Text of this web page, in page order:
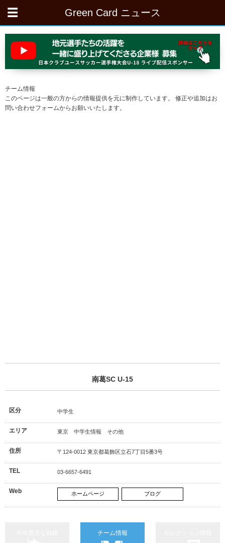
Green Card ニュース
チーム情報
このページは一般の方からの情報提供を元に制作しています。 修正や追加はお
問い合わせフォームからお願いいたします。
南葛SC U-15
区分 中学生
エリア 東京 中学生情報 その他
住所 〒124-0012 東京都葛飾区立石7丁目5番3号
TEL 03-6657-6491
Web ホームページ ブログ
チーム情報